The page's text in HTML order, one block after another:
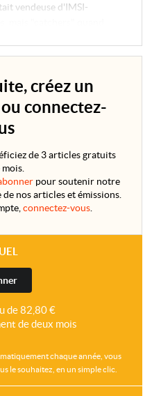
vendeuse d'IMSI-
créez un
connectez-
de 3 articles gratuits
pour soutenir notre
nos articles et émissions.
connectez-vous
de 82,80 €
de deux mois
chaque année, vous
le souhaitez, en un simple clic.